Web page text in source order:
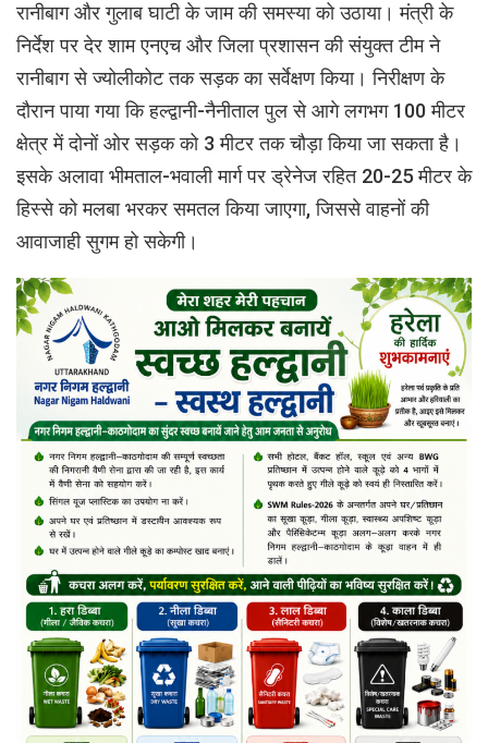
रानीबाग और गुलाब घाटी के जाम की समस्या को उठाया। मंत्री के
निर्देश पर देर शाम एनएच और जिला प्रशासन की संयुक्त टीम ने
रानीबाग से ज्योलीकोट तक सड़क का सर्वेक्षण किया। निरीक्षण के
दौरान पाया गया कि हल्द्वानी-नैनीताल पुल से आगे लगभग 100 मीटर
क्षेत्र में दोनों ओर सड़क को 3 मीटर तक चौड़ा किया जा सकता है।
इसके अलावा भीमताल-भवाली मार्ग पर ड्रेनेज रहित 20-25 मीटर के
हिस्से को मलबा भरकर समतल किया जाएगा, जिससे वाहनों की
आवाजाही सुगम हो सकेगी।